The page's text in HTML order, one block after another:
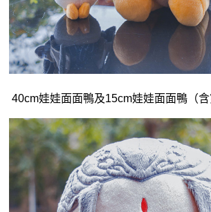
40cm娃娃面面鴨及15cm娃娃面面鴨（含